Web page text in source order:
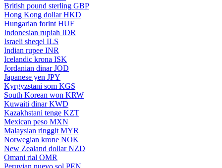
British pound sterling GBP
Hong Kong dollar HKD
Hungarian forint HUF
Indonesian rupiah IDR
Israeli sheqel ILS
Indian rupee INR
Icelandic krona ISK
Jordanian dinar JOD
Japanese yen JPY
Kyrgyzstani som KGS
South Korean won KRW
Kuwaiti dinar KWD
Kazakhstani tenge KZT
Mexican peso MXN
Malaysian ringgit MYR
Norwegian krone NOK
New Zealand dollar NZD
Omani rial OMR